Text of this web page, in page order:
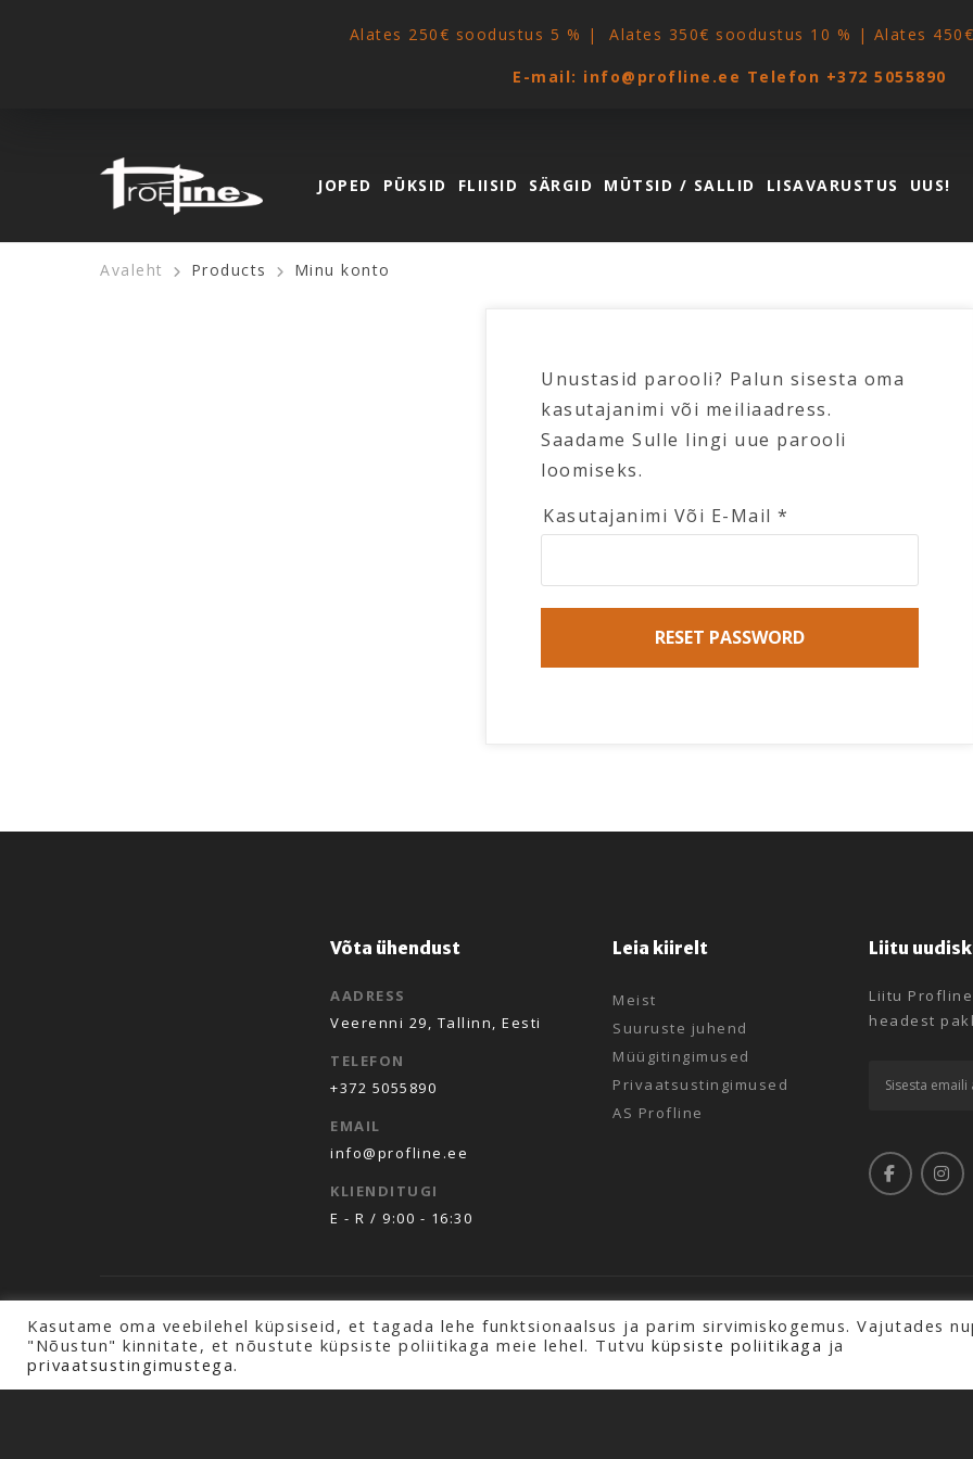
Alates 250€ soodustus 5 % | Alates 350€ soodustus 10 % | Alates
E-mail: info@profline.ee Telefon +372 5055890
JOPED PÜKSID FLIISID SÄRGID MÜTSID / SALLID LISAVARUSTUS UUS!
Avaleht Products Minu konto
Unustasid parooli? Palun sisesta oma
kasutajanimi või meiliaadress.
Saadame Sulle lingi uue parooli
loomiseks.
Kasutajanimi Või E-Mail *
RESET PASSWORD
Võta ühendust
AADRESS
Veerenni 29, Tallinn, Eesti
TELEFON
+372 5055890
EMAIL
info@profline.ee
KLIENDITUGI
E - R / 9:00 - 16:30
Leia kiirelt
Meist
Suuruste juhend
Müügitingimused
Privaatsustingimused
AS Profline
Liitu
Liitu
headest
Copyright © 2026 Profline AS. Kõik õigused kaitstud.
Kasutame oma veebilehel küpsiseid, et tagada lehe funktsionaalsus ja parim sirvimiskogemus. Vajutades
"Nõustun" kinnitate, et nõustute küpsiste poliitikaga meie lehel. Tutvu küpsiste poliitikaga ja
privaatsustingimustega.